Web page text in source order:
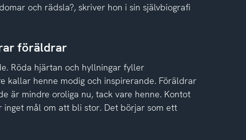
och rädsla?, skriver hon i sin självbiografi
föräldrar
Röda hjärtan och hyllningar fyller
kallar henne modig och inspirerande. Föräldrar
är mindre oroliga nu, tack vare henne. Kontot
inget mål om att bli stor. Det börjar som ett